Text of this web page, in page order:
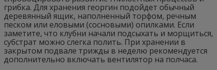
грибка. Для хранения георгин подойдет обычный
деревянный ящик, наполненный торфом, речным
песком или еловыми (сосновыми) опилками. Если
заметите, что клубни начали подсыхать и морщиться,
субстрат можно слегка полить. При хранении в
закрытом подвале трижды в неделю рекомендуется
дополнительно включать вентилятор на полчаса.